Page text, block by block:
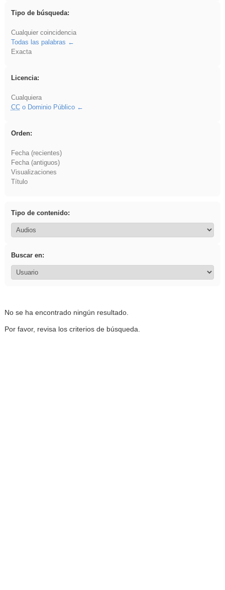
Tipo de búsqueda:
Cualquier coincidencia
Todas las palabras
Exacta
Licencia:
Cualquiera
CCo Dominio Público
Orden:
Fecha (recientes)
Fecha (antiguos)
Visualizaciones
Título
Tipo de contenido:
Buscar en:
No se ha encontrado ningún resultado.
Por favor, revisa los criterios de búsqueda.